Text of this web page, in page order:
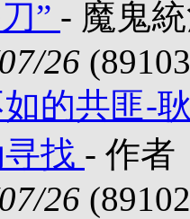
” - 魔鬼
26
的共匪-
找 - 作者
26